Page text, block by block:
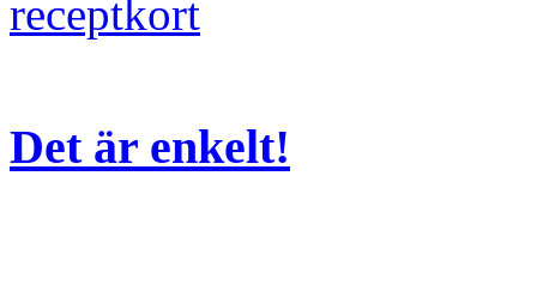
Det är enkelt!